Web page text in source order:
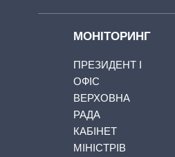
МОНІТОРИНГ
ПРЕЗИДЕНТ І
ОФІС
ВЕРХОВНА
РАДА
КАБІНЕТ
МІНІСТРІВ